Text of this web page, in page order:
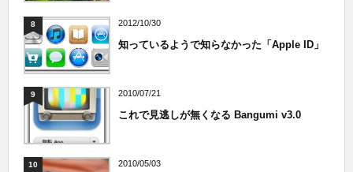
8 2012/10/30
知っているようで知らなかった「Apple ID」
9 2010/07/21
これで見逃しが無くなる Bangumi v3.0
10 2010/05/03